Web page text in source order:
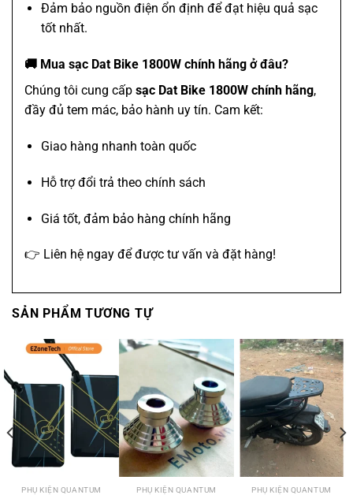
Đảm bảo nguồn điện ổn định để đạt hiệu quả sạc
tốt nhất.
🚚 Mua sạc Dat Bike 1800W chính hãng ở đâu?
Chúng tôi cung cấp sạc Dat Bike 1800W chính hãng,
đầy đủ tem mác, bảo hành uy tín. Cam kết:
Giao hàng nhanh toàn quốc
Hỗ trợ đổi trả theo chính sách
Giá tốt, đảm bảo hàng chính hãng
👉 Liên hệ ngay để được tư vấn và đặt hàng!
SẢN PHẨM TƯƠNG TỰ
PHỤ KIỆN QUANTUM PHỤ KIỆN QUANTUM PHỤ KIỆN QUANTUM